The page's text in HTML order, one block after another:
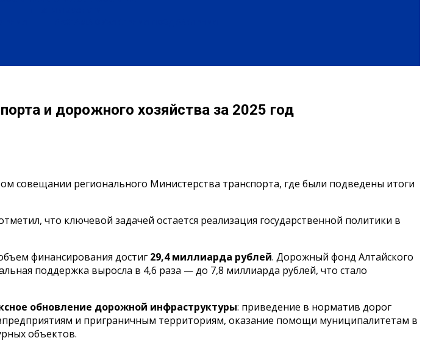
и дорожного хозяйства за 2025 год
совещании регионального Министерства транспорта, где были подведены итоги
что ключевой задачей остается реализация государственной политики в
финансирования достиг 29,4 миллиарда рублей. Дорожный фонд Алтайского
поддержка выросла в 4,6 раза — до 7,8 миллиарда рублей, что стало
обновление дорожной инфраструктуры: приведение в норматив дорог
и приграничным территориям, оказание помощи муниципалитетам в
объектов.